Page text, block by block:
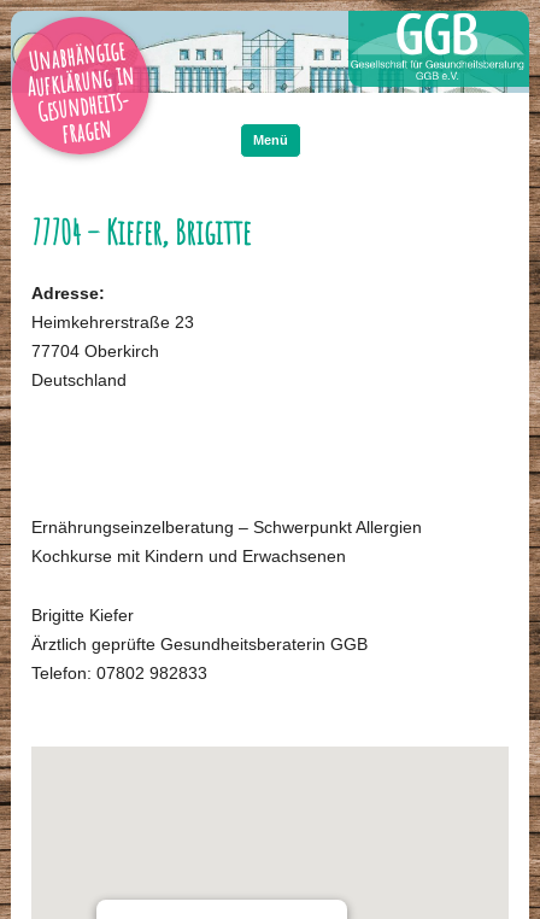
Unabhängige
Aufklärung in
Gesundheits-
fragen Menü
77704 – Kiefer, Brigitte
Adresse:
Heimkehrerstraße 23
77704 Oberkirch
Deutschland
Ernährungseinzelberatung – Schwerpunkt Allergien
Kochkurse mit Kindern und Erwachsenen
Brigitte Kiefer
Ärztlich geprüfte Gesundheitsberaterin GGB
Telefon: 07802 982833